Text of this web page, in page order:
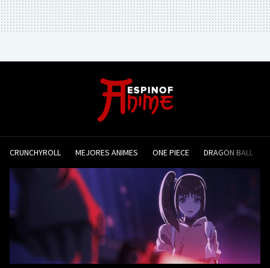
CRUNCHYROLL MEJORES ANIMES ONE PIECE DRAGON BALL